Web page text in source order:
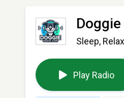
Sleep,
Play Radio